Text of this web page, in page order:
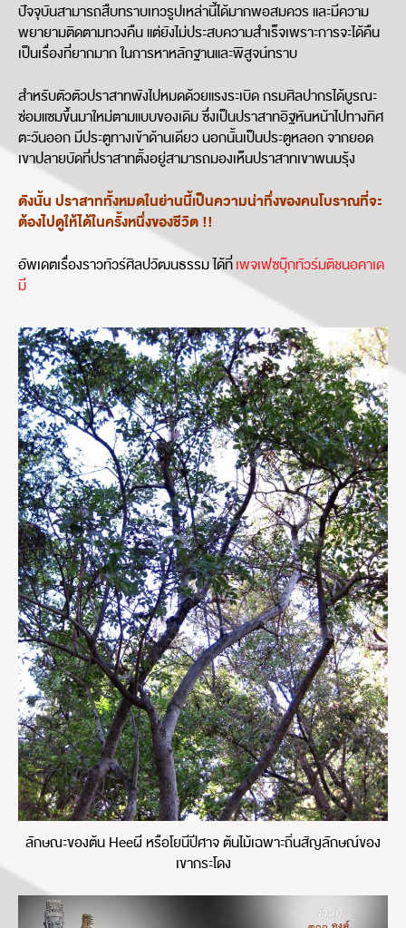
ปัจจุบันสามารถสืบทราบเทวรูปเหล่านี้ได้มากพอสมควร และมีความ
พยายามติดตามทวงคืน แต่ยังไม่ประสบความสำเร็จเพราะการจะได้คืน
เป็นเรื่องที่ยากมาก ในการหาหลักฐานและพิสูจน์ทราบ
สำหรับตัวตัวปราสาทพังไปหมดด้วยแรงระเบิด กรมศิลปากรได้บูรณะ
ซ่อมแซมขึ้นมาใหม่ตามแบบของเดิม ซึ่งเป็นปราสาทอิฐหันหน้าไปทางทิศ
ตะวันออก มีประตูทางเข้าด้านเดียว นอกนั้นเป็นประตูหลอก จากยอด
เขาปลายบัดที่ปราสาทตั้งอยู่สามารถมองเห็นปราสาทเขาพนมรุ้ง
ดังนั้น ปราสาททั้งหมดในย่านนี้เป็นความน่าทึ่งของคนโบราณที่จะ
ต้องไปดูให้ได้ในครั้งหนึ่งของชีวิต !!
อัพเดตเรื่องราวทัวร์ศิลปวัฒนธรรม ได้ที่เพจเฟซบุ๊กทัวร์มติชนอคาเด
มี
ลักษณะของต้น Heeผี หรือโยนีปีศาจ ต้นไม้เฉพาะถิ่นสัญลักษณ์ของ
เขากระโดง